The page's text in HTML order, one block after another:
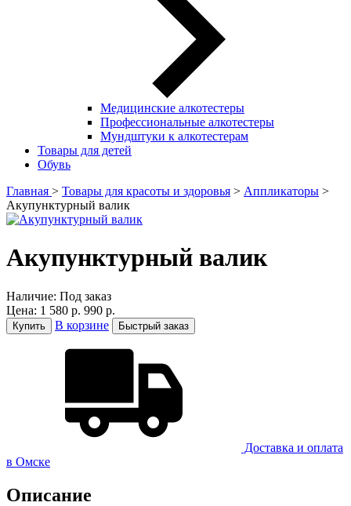
Медицинские алкотестеры
Профессиональные алкотестеры
Мундштуки к алкотестерам
Товары для детей
Обувь
Главная > Товары для красоты и здоровья > Аппликаторы >
Акупунктурный валик
Акупунктурный валик
Наличие: Под заказ
Цена: 1 580 р. 990 р.
Купить В корзине Быстрый заказ
Доставка и оплатa
в Омске
Описание